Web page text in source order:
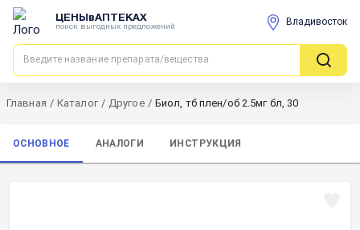
ЦЕНЫвАПТЕКАХ
поиск выгодных предложений Владивосток
Главная / Каталог / Другое / Биол, тб плен/об 2.5мг бл, 30
ОСНОВНОЕ АНАЛОГИ ИНСТРУКЦИЯ